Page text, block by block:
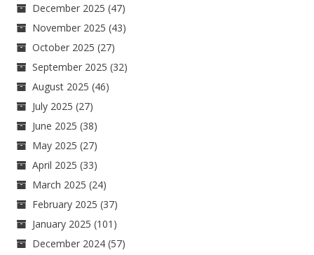
December 2025 (47)
November 2025 (43)
October 2025 (27)
September 2025 (32)
August 2025 (46)
July 2025 (27)
June 2025 (38)
May 2025 (27)
April 2025 (33)
March 2025 (24)
February 2025 (37)
January 2025 (101)
December 2024 (57)